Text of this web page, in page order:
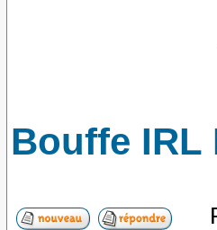
Bouffe IRL